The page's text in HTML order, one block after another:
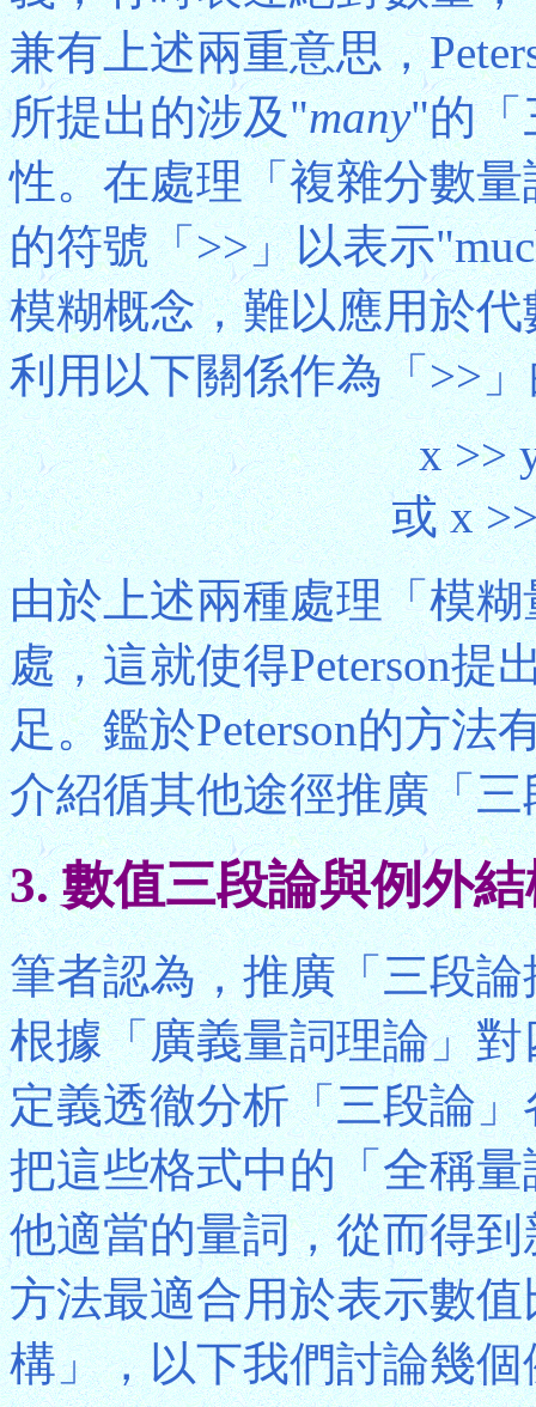
兼有上述兩重意思，
所提出的涉及"many"的「
性。在處理「複雜分數量
的符號「>>」以表示
模糊概念，難以應用於
利用以下關係作為「>>
x >>
或 x
由於上述兩種處理「模
處，這就使得Peterson提
足。鑑於Peterson的方法
介紹循其他途徑推廣「
3. 數值三段論與例外
筆者認為，推廣「三段
根據「廣義量詞理論」
定義透徹分析「三段論
把這些格式中的「全稱
他適當的量詞，從而得
方法最適合用於表示數
構」，以下我們討論幾個